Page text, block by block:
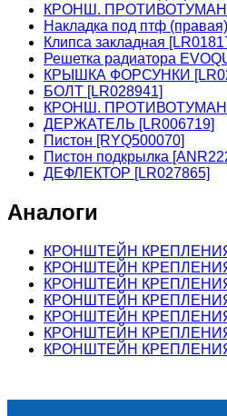
КРОНШ.
Накладка под птф
Клипса закладная
Решетка радиатора
КРЫШКА ФОРСУНКИ
БОЛТ [LR028941]
КРОНШ.
ДЕРЖАТЕЛЬ [LR006719]
Пистон [RYQ500070]
Пистон подкрылка
ДЕФЛЕКТОР [LR027865]
Аналоги
КРОНШТЕЙН
КРОНШТЕЙН
КРОНШТЕЙН
КРОНШТЕЙН
КРОНШТЕЙН
КРОНШТЕЙН
КРОНШТЕЙН